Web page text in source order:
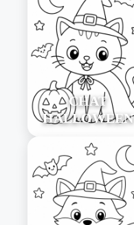
CHAT
HALLOWEEN